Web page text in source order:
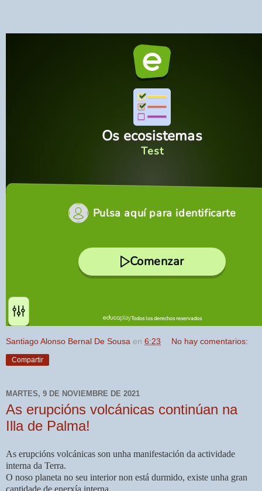
Santiago Alonso Bernal De Sousa en 6:23 No hay comentarios:
Compartir
MARTES, 9 DE NOVIEMBRE DE 2021
As erupcións volcánicas continúan na
Illa de Palma!
As erupcións volcánicas son unha manifestación da actividade
interna da Terra.
O noso planeta no seu interior non está durmido, existe unha gran